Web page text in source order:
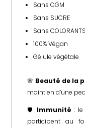
Sans OGM
Sans SUCRE
Sans COLORANTS
100% Végan
Gélule végétale
🌸 Beauté de la
maintien d’une
🛡️ Immunité :
participent au